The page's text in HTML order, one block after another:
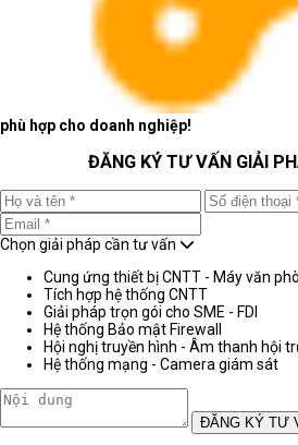
phù hợp cho doanh nghiệp!
ĐĂNG KÝ TƯ VẤN GIẢI
Chọn giải pháp cần tư vấn
Cung ứng thiết bị CNTT - Máy văn
Tích hợp hệ thống CNTT
Giải pháp trọn gói cho SME - FDI
Hệ thống Bảo mật Firewall
Hội nghị truyền hình - Âm thanh hội
Hệ thống mạng - Camera giám sát
ĐĂNG KÝ TƯ